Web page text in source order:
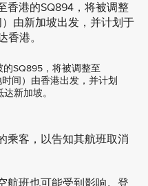
港的SQ894，将被调整
由新加坡出发，并计划于
香港。
SQ895，将被调整至
间）由香港出发，并计划
新加坡。
乘客，以告知其航班取消
航班也可能受到影响。登